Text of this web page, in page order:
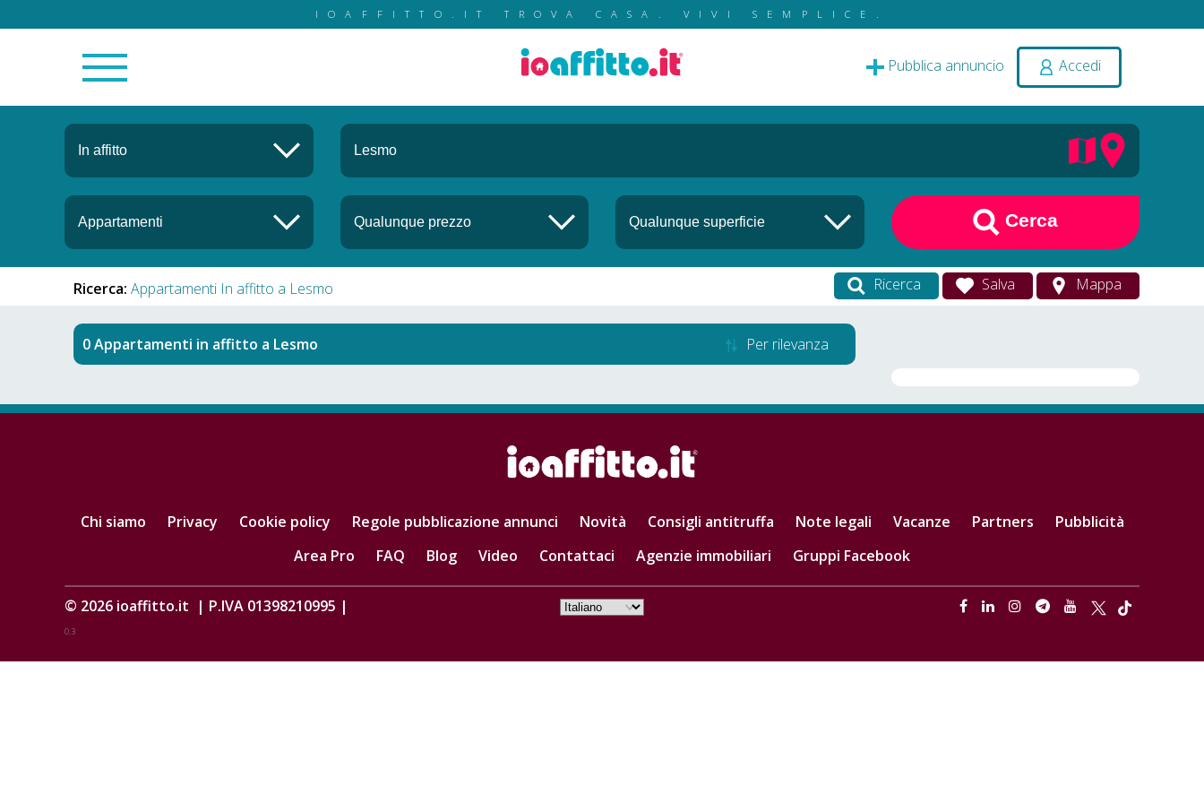
IOAFFITTO.IT TROVA CASA. VIVI SEMPLICE.
Pubblica annuncio Accedi
Cerca
Ricerca: Appartamenti In affitto a Lesmo Ricerca Salva Mappa
Appartamenti in affitto a Lesmo Per rilevanza
Chi siamo Privacy Cookie policy Regole pubblicazione annunci Novità Consigli antitruffa Note legali Vacanze Partners
Pubblicità
Area Pro
FAQ Blog Video Contattaci Agenzie immobiliari Gruppi Facebook
© 2026 ioaffitto.it | P.IVA 01398210995 |
0.3